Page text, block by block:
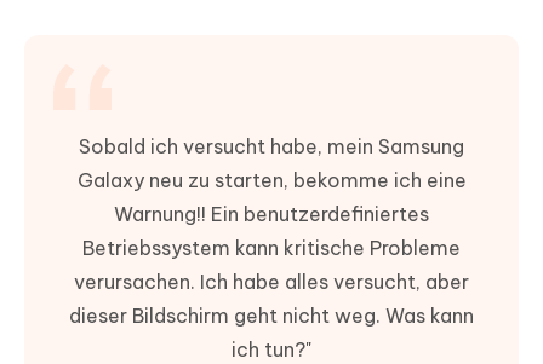
Sobald ich versucht habe, mein Samsung
Galaxy neu zu starten, bekomme ich eine
Warnung!! Ein benutzerdefiniertes
Betriebssystem kann kritische Probleme
verursachen. Ich habe alles versucht, aber
dieser Bildschirm geht nicht weg. Was kann
ich tun?"